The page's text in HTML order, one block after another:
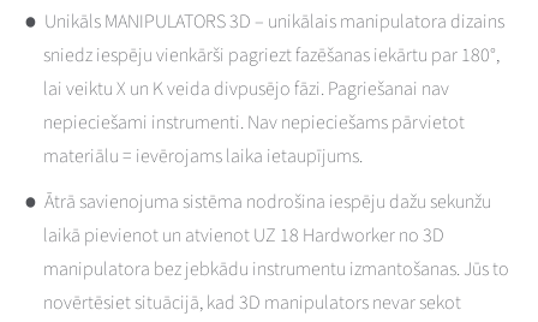
Unikāls MANIPULATORS 3D – unikālais manipulatora dizains
sniedz iespēju vienkārši pagriezt fazēšanas iekārtu par 180°,
lai veiktu X un K veida divpusējo fāzi. Pagriešanai nav
nepieciešami instrumenti. Nav nepieciešams pārvietot
materiālu = ievērojams laika ietaupījums.
Ātrā savienojuma sistēma nodrošina iespēju dažu sekunžu
laikā pievienot un atvienot UZ 18 Hardworker no 3D
manipulatora bez jebkādu instrumentu izmantošanas. Jūs to
novērtēsiet situācijā, kad 3D manipulators nevar sekot